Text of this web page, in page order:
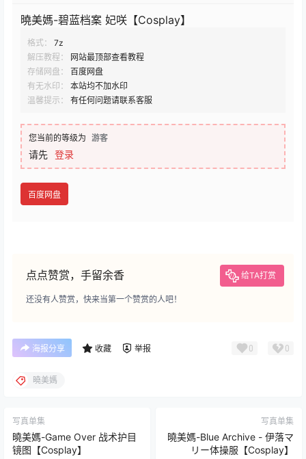
曉美媽-碧蓝档案 妃咲【Cosplay】
格式：
7z
解压教程：
网站最顶部查看教程
存储网盘：
百度网盘
有无水印：
本站均不加水印
温馨提示：
有任何问题请联系客服
您当前的等级为 游客
请先 登录
百度网盘
点点赞赏，手留余香 给TA打赏
还没有人赞赏，快来当第一个赞赏的人吧！
海报分享 收藏 举报 0 0
曉美媽
写真单集
曉美媽-Game Over 战术护目
镜图【Cosplay】
写真单集
曉美媽-Blue Archive - 伊落マ
リー体操服【Cosplay】